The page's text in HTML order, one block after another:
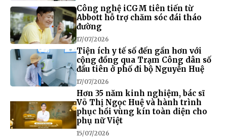
Công nghệ iCGM tiên tiến từ
Abbott hỗ trợ chăm sóc đái tháo
đường
17/07/2026
Tiện ích y tế số đến gần hơn với
cộng đồng qua Trạm Công dân số
đầu tiên ở phố đi bộ Nguyễn Huệ
17/07/2026
Hơn 35 năm kinh nghiệm, bác sĩ
Võ Thị Ngọc Huệ và hành trình
phục hồi vùng kín toàn diện cho
phụ nữ Việt
15/07/2026